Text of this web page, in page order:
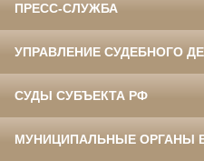
ПРЕСС-СЛУЖБА
УПРАВЛЕНИЕ СУДЕБНОГО
СУДЫ СУБЪЕКТА РФ
МУНИЦИПАЛЬНЫЕ ОРГАНЫ